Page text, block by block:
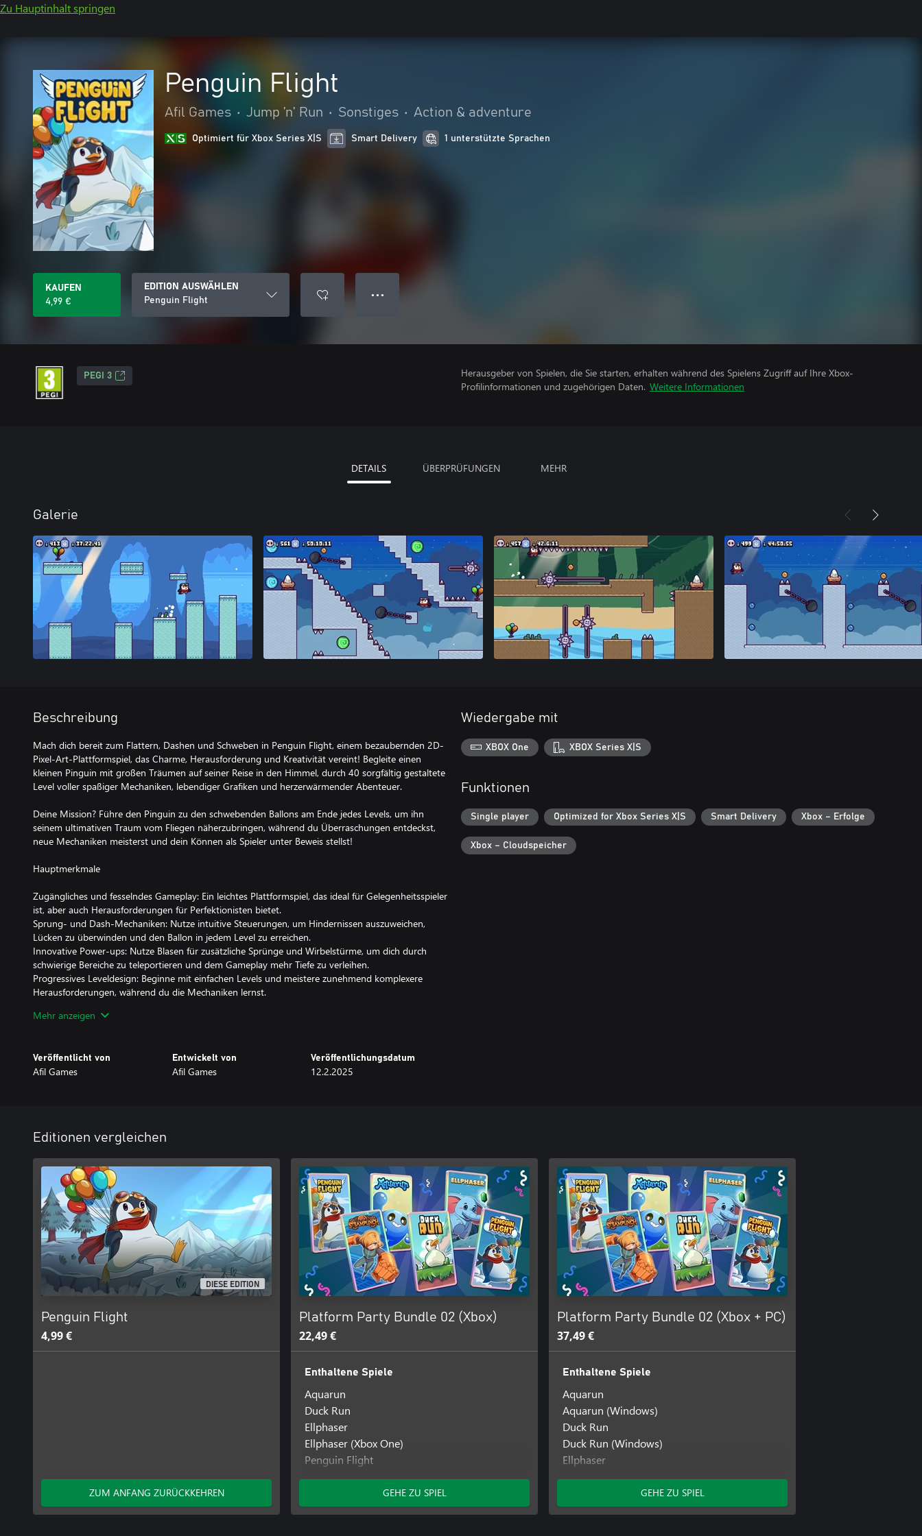
Zu Hauptinhalt springen
Penguin Flight
Afil Games • Jump ’n’ Run • Sonstiges • Action & adventure
Optimiert für Xbox Series X|S Smart Delivery 1 unterstützte Sprachen
KAUFEN
4,99 €
EDITION AUSWÄHLEN
Penguin Flight
● ● ●
PEGI 3
Herausgeber von Spielen, die Sie starten, erhalten während des Spielens Zugriff auf Ihre Xbox-
Profilinformationen und zugehörigen Daten. Weitere Informationen
DETAILS ÜBERPRÜFUNGEN MEHR
Galerie
Beschreibung
Mach dich bereit zum Flattern, Dashen und Schweben in Penguin Flight, einem bezaubernden 2D-
Pixel-Art-Plattformspiel, das Charme, Herausforderung und Kreativität vereint! Begleite einen
kleinen Pinguin mit großen Träumen auf seiner Reise in den Himmel, durch 40 sorgfältig gestaltete
Level voller spaßiger Mechaniken, lebendiger Grafiken und herzerwärmender Abenteuer.
Deine Mission? Führe den Pinguin zu den schwebenden Ballons am Ende jedes Levels, um ihn
seinem ultimativen Traum vom Fliegen näherzubringen, während du Überraschungen entdeckst,
neue Mechaniken meisterst und dein Können als Spieler unter Beweis stellst!
Hauptmerkmale
Zugängliches und fesselndes Gameplay: Ein leichtes Plattformspiel, das ideal für Gelegenheitsspieler
ist, aber auch Herausforderungen für Perfektionisten bietet.
Sprung- und Dash-Mechaniken: Nutze intuitive Steuerungen, um Hindernissen auszuweichen,
Lücken zu überwinden und den Ballon in jedem Level zu erreichen.
Innovative Power-ups: Nutze Blasen für zusätzliche Sprünge und Wirbelstürme, um dich durch
schwierige Bereiche zu teleportieren und dem Gameplay mehr Tiefe zu verleihen.
Progressives Leveldesign: Beginne mit einfachen Levels und meistere zunehmend komplexere
Herausforderungen, während du die Mechaniken lernst.
Animationen und lebendiger Umgebungen.
Jeder Ballon bringt den kleinen Pinguin seinem Traum vom Fliegen näher. Bist du bereit, ihm zu
helfen, abzuheben?
Mehr anzeigen
Veröffentlicht von
Afil Games
Entwickelt von
Afil Games
Veröffentlichungsdatum
12.2.2025
Wiedergabe mit
XBOX One XBOX Series X|S
Funktionen
Single player Optimized for Xbox Series X|S Smart Delivery Xbox – Erfolge
Xbox – Cloudspeicher
Editionen vergleichen
DIESE EDITION
Penguin Flight
4,99 €
ZUM ANFANG ZURÜCKKEHREN
Platform Party Bundle 02 (Xbox)
22,49 €
Enthaltene Spiele
Aquarun
Duck Run
Ellphaser
Ellphaser (Xbox One)
Penguin Flight
Penguin Flight: Beyond The Clouds
Penguin Flight: Beyond The Clouds (Xbox
One)
GEHE ZU SPIEL
Platform Party Bundle 02 (Xbox + PC)
37,49 €
Enthaltene Spiele
Aquarun
Aquarun (Windows)
Duck Run
Duck Run (Windows)
Ellphaser
Ellphaser (Windows)
Ellphaser (Xbox One)
Penguin Flight
GEHE ZU SPIEL